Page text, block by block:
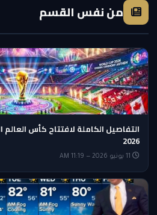
من نفس القسم
2026